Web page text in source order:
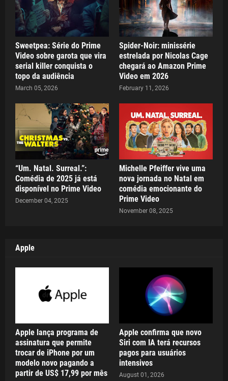
Sweetpea: Série do Prime
Video sobre garota que vira
serial killer conquista o
topo da audiência
March 05, 2026
Spider-Noir: minissérie
estrelada por Nicolas Cage
chegará ao Amazon Prime
Video em 2026
February 11, 2026
“Um. Natal. Surreal.”:
Comédia de 2025 já está
disponível no Prime Video
December 04, 2025
Michelle Pfeiffer vive uma
nova jornada no Natal em
comédia emocionante do
Prime Video
November 08, 2025
Apple
Apple lança programa de
assinatura que permite
trocar de iPhone por um
modelo novo pagando a
partir de US$ 17,99 por mês
Apple confirma que novo
Siri com IA terá recursos
pagos para usuários
intensivos
August 01, 2026